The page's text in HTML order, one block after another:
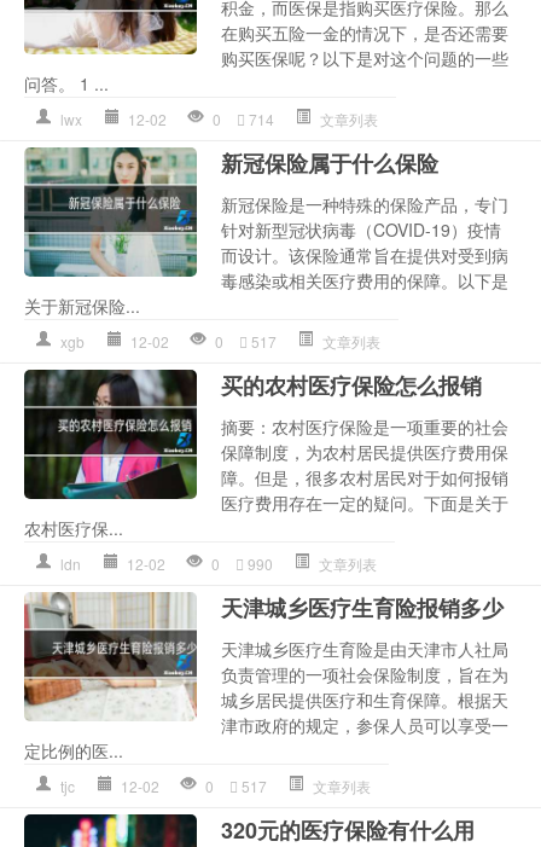
积金，而医保是指购买医疗保险。那么
在购买五险一金的情况下，是否还需要
购买医保呢？以下是对这个问题的一些
问答。 1 ...
lwx 12-02 0 714 文章列表
新冠保险属于什么保险
新冠保险是一种特殊的保险产品，专门
针对新型冠状病毒（COVID-19）疫情
而设计。该保险通常旨在提供对受到病
毒感染或相关医疗费用的保障。以下是
关于新冠保险...
xgb 12-02 0 517 文章列表
买的农村医疗保险怎么报销
摘要：农村医疗保险是一项重要的社会
保障制度，为农村居民提供医疗费用保
障。但是，很多农村居民对于如何报销
医疗费用存在一定的疑问。下面是关于
农村医疗保...
ldn 12-02 0 990 文章列表
天津城乡医疗生育险报销多少
天津城乡医疗生育险是由天津市人社局
负责管理的一项社会保险制度，旨在为
城乡居民提供医疗和生育保障。根据天
津市政府的规定，参保人员可以享受一
定比例的医...
tjc 12-02 0 517 文章列表
320元的医疗保险有什么用